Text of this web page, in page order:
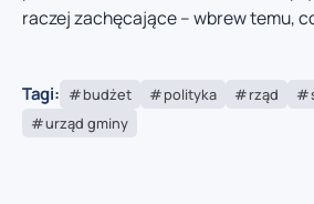
raczej zachęcające – wbrew temu,
Tagi: budżet polityka rząd
urząd gminy